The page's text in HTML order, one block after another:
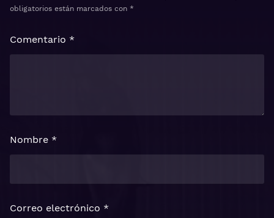
obligatorios están marcados con *
Comentario *
Nombre *
Correo electrónico *